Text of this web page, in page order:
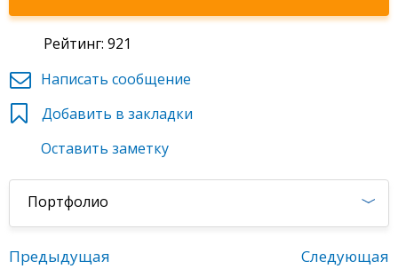
Рейтинг: 921
Написать сообщение
Добавить в закладки
Оставить заметку
Портфолио
Предыдущая
Следующая